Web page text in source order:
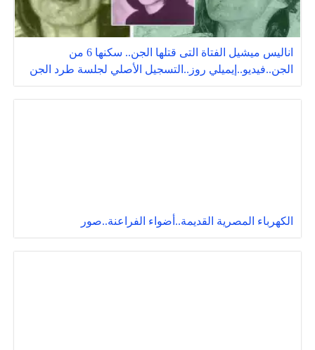
اناليس ميشيل الفتاة التى قتلها الجن.. سكنها 6 من
الجن..فيديو..إيميلي روز..التسجيل الأصلي لجلسة طرد الجن
الكهرباء المصرية القديمة..أضواء الفراعنة..صور